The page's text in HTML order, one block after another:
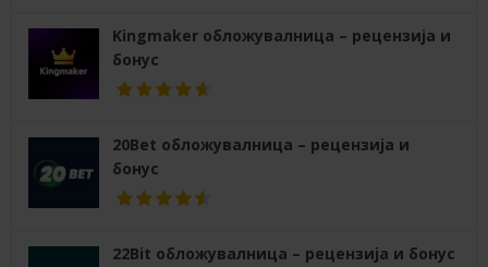
Kingmaker обложувалница – рецензија и
бонус
20Bet обложувалница – рецензија и
бонус
22Bit обложувалница – рецензија и бонус